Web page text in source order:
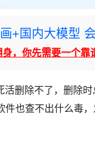
+国内大模型
，你先需要一个靠
删除不了，删除
也查不出什么毒